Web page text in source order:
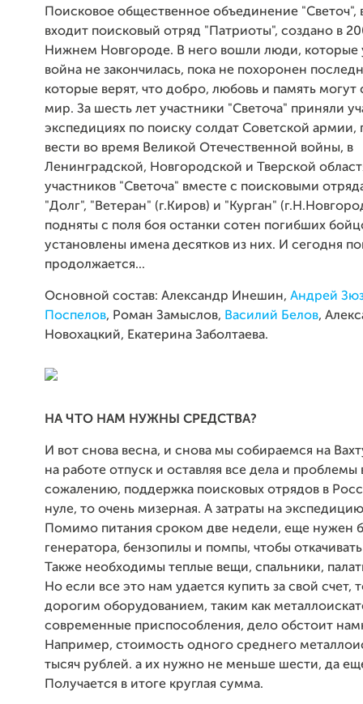
Поисковое общественное объединение "Светоч",
входит поисковый отряд "Патриоты", создано в
Нижнем Новгороде. В него вошли люди, которые
война не закончилась, пока не похоронен
которые верят, что добро, любовь и память могут
мир. За шесть лет участники "Светоча" приняли
экспедициях по поиску солдат Советской армии,
вести во время Великой Отечественной войны, в
Ленинградской, Новгородской и Тверской
участников "Светоча" вместе с поисковыми
"Долг", "Ветеран" (г.Киров) и "Курган"
подняты с поля боя останки сотен погибших
установлены имена десятков из них. И сегодня
продолжается...
Основной состав: Александр Инешин, Андрей
Поспелов, Роман Замыслов, Василий Белов,
Новохацкий, Екатерина Заболтаева.
НА ЧТО НАМ НУЖНЫ СРЕДСТВА?
И вот снова весна, и снова мы собираемся на
на работе отпуск и оставляя все дела и проблемы
сожалению, поддержка поисковых отрядов в
нуле, то очень мизерная. А затраты на
Помимо питания сроком две недели, еще нужен
генератора, бензопилы и помпы, чтобы
Также необходимы теплые вещи, спальники,
Но если все это нам удается купить за свой счет,
дорогим оборудованием, таким как
современные приспособления, дело обстоит
Например, стоимость одного среднего
тысяч рублей. а их нужно не меньше шести, да
Получается в итоге круглая сумма.